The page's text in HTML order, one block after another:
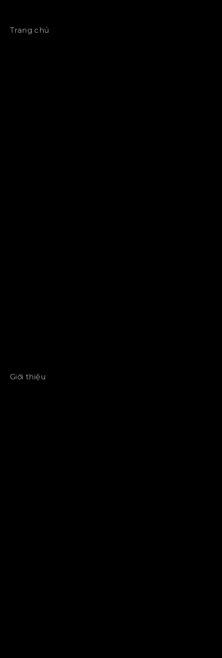
Trang chủ
Giới thiệu